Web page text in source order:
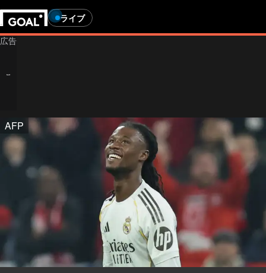
ライブ
AFP